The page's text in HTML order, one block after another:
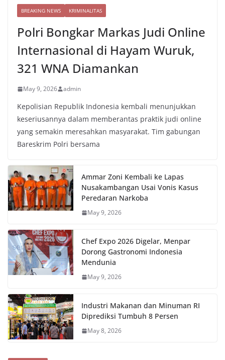
BREAKING NEWS KRIMINALITAS
Polri Bongkar Markas Judi Online
Internasional di Hayam Wuruk,
321 WNA Diamankan
May 9, 2026 admin
Kepolisian Republik Indonesia kembali menunjukkan
keseriusannya dalam memberantas praktik judi online
yang semakin meresahkan masyarakat. Tim gabungan
Bareskrim Polri bersama
Ammar Zoni Kembali ke Lapas
Nusakambangan Usai Vonis Kasus
Peredaran Narkoba
May 9, 2026
Chef Expo 2026 Digelar, Menpar
Dorong Gastronomi Indonesia
Mendunia
May 9, 2026
Industri Makanan dan Minuman RI
Diprediksi Tumbuh 8 Persen
May 8, 2026